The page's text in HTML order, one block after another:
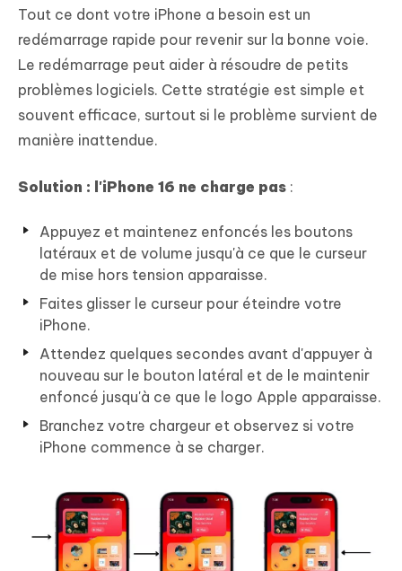
Tout ce dont votre iPhone a besoin est un
redémarrage rapide pour revenir sur la bonne voie.
Le redémarrage peut aider à résoudre de petits
problèmes logiciels. Cette stratégie est simple et
souvent efficace, surtout si le problème survient de
manière inattendue.
Solution : l'iPhone 16 ne charge pas :
Appuyez et maintenez enfoncés les boutons
latéraux et de volume jusqu'à ce que le curseur
de mise hors tension apparaisse.
Faites glisser le curseur pour éteindre votre
iPhone.
Attendez quelques secondes avant d'appuyer à
nouveau sur le bouton latéral et de le maintenir
enfoncé jusqu'à ce que le logo Apple apparaisse.
Branchez votre chargeur et observez si votre
iPhone commence à se charger.